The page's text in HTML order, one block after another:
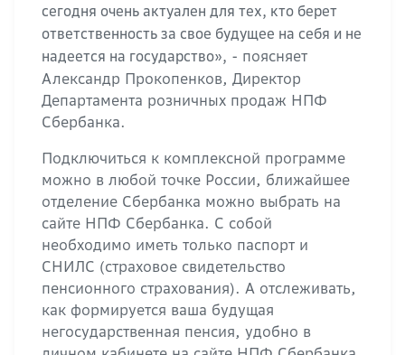
сегодня очень актуален для тех, кто берет
ответственность за свое будущее на себя и не
надеется на государство», - поясняет
Александр Прокопенков, Директор
Департамента розничных продаж НПФ
Сбербанка.
Подключиться к комплексной программе
можно в любой точке России, ближайшее
отделение Сбербанка можно выбрать на
сайте НПФ Сбербанка. С собой
необходимо иметь только паспорт и
СНИЛС (страховое свидетельство
пенсионного страхования). А отслеживать,
как формируется ваша будущая
негосударственная пенсия, удобно в